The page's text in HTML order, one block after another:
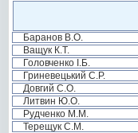
Баранов В.О.
Ващук К.Т.
Головченко І.Б.
Гриневецький С.Р.
Довгий С.О.
Литвин Ю.О.
Рудченко М.М.
Терещук С.М.